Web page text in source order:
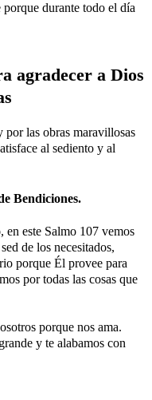
durante todo el día
agradecer a Dios
por las obras maravillosas
al sediento y al
Bendiciones.
en este Salmo 107 vemos
de los necesitados,
porque Él provee para
por todas las cosas que
porque nos ama.
y te alabamos con